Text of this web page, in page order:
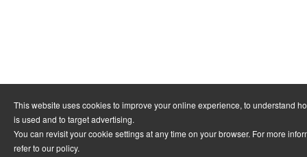
This website uses cookies to improve your online experience, to understand
is used and to target advertising.
You can revisit your cookie settings at any time on your browser. For more
refer to our policy.